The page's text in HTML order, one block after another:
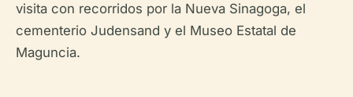
visita con recorridos por la Nueva Sinagoga, el
cementerio Judensand y el Museo Estatal de
Maguncia.